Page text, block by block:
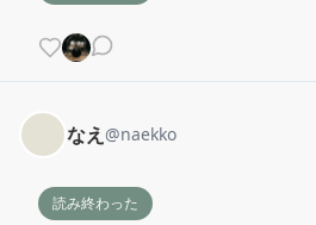
なえ @naekko
読み終わった